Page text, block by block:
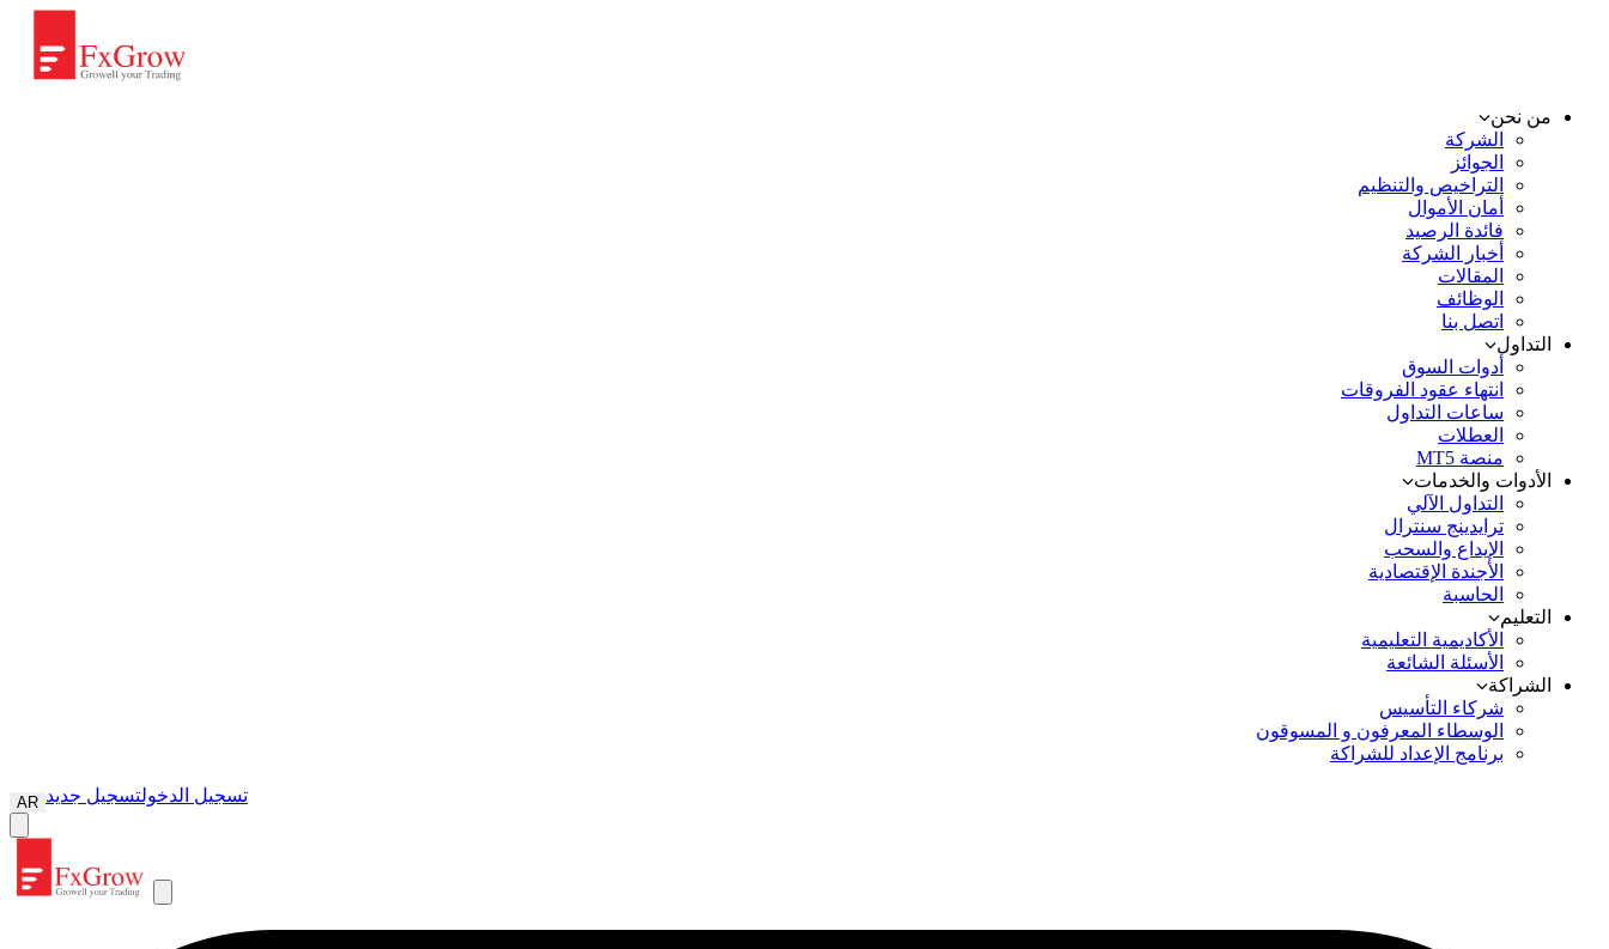
من نحن
الشركة
الجوائز
التراخيص والتنظيم
أمان الأموال
فائدة الرصيد
أخبار الشركة
المقالات
الوظائف
اتصل بنا
التداول
أدوات السوق
انتهاء عقود الفروقات
ساعات التداول
العطلات
منصة MT5
الأدوات والخدمات
التداول الآلي
ترايدينج سنترال
الإيداع والسحب
الأجندة الإقتصادية
الحاسبة
التعليم
الأكاديمية التعليمية
الأسئلة الشائعة
الشراكة
شركاء التأسيس
الوسطاء المعرفون و المسوقون
برنامج الإعداد للشراكة
AR تسجيل الدخولتسجيل جديد